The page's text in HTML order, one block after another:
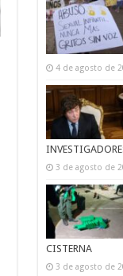
4 de agosto de
3 de agosto de
CISTERNA
3 de agosto de